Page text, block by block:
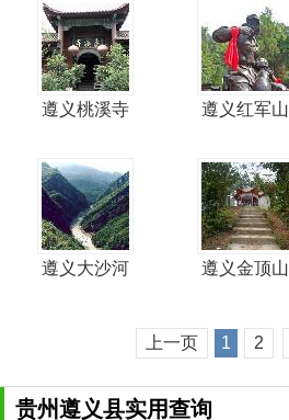
遵义桃溪寺 遵义红军山
遵义大沙河 遵义金顶山
上一页 1 2
贵州遵义县实用查询